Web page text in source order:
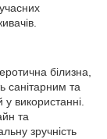
білизна,
санітарним та
використанні.
та
зручність